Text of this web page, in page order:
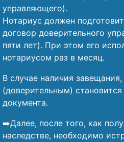
управляющего).
Нотариус должен
договор доверительного
пяти лет). При этом его
нотариусом раз в месяц.
В случае наличия
(доверительным) становится
документа.
➡️Далее, после того, как
наследстве, необходимо